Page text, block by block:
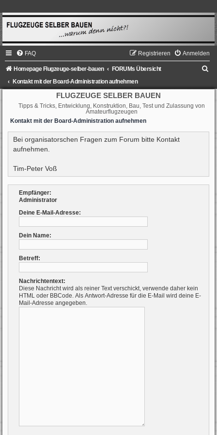
FAQ Anmelden
Registrieren
Homepage Flugzeuge-selber-bauen
FORUMs Übersicht
Kontakt mit der Board-Administration aufnehmen
FLUGZEUGE SELBER BAUEN
Tipps & Tricks, Entwicklung, Konstruktion, Bau, Test und Zulassung von
Amateurflugzeugen
Kontakt mit der Board-Administration aufnehmen
Bei organisatorschen Fragen zum Forum bitte Kontakt
aufnehmen.
Tim-Peter Voß
Empfänger:
Administrator
Deine E-Mail-Adresse:
Dein Name:
Betreff:
Nachrichtentext:
Diese Nachricht wird als reiner Text verschickt, verwende daher kein
HTML oder BBCode. Als Antwort-Adresse für die E-Mail wird deine E-
Mail-Adresse angegeben.